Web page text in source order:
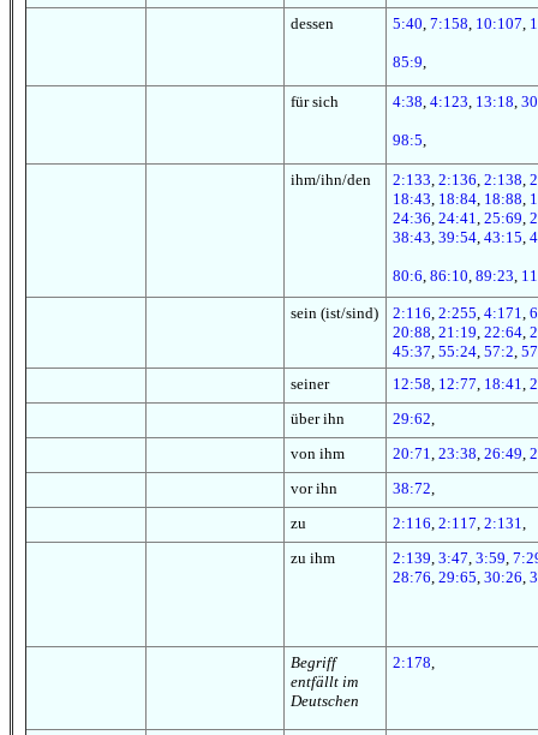
dessen
5:40, 7:158, 10:107,
85:9,
für sich 4:38, 4:123, 13:18,
98:5,
ihm/ihn/den 2:133, 2:136, 2:138,
18:43, 18:84, 18:88,
24:36, 24:41, 25:69,
38:43, 39:54, 43:15,
80:6, 86:10, 89:23,
sein (ist/sind) 2:116, 2:255, 4:171,
20:88, 21:19, 22:64,
45:37, 55:24, 57:2,
seiner
12:58, 12:77, 18:41,
über ihn
29:62,
von ihm
20:71, 23:38, 26:49,
vor ihn
38:72,
zu
2:116, 2:117, 2:131,
zu ihm
2:139, 3:47, 3:59,
28:76, 29:65, 30:26,
Begriff
entfällt im
Deutschen
2:178,